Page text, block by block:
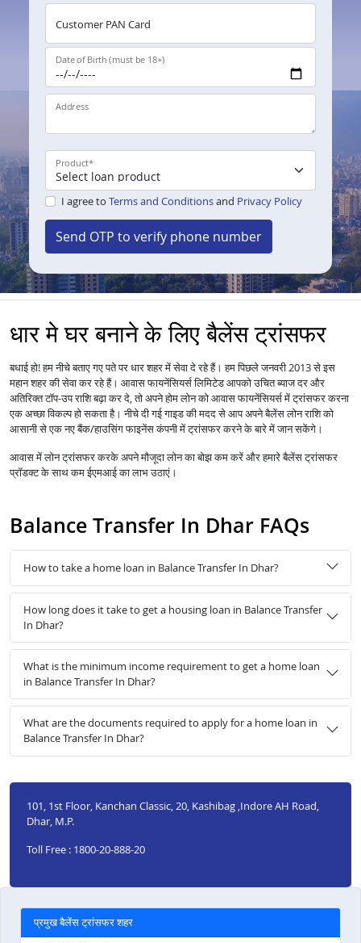
Customer PAN Card
Date of Birth (must be 18+)
Address
Product*
I agree to Terms and Conditionsand Privacy Policy
Send OTP to verify phone number
धार मे घर बनाने के लिए बैलेंस ट्रांसफर
बधाई हो! हम नीचे बताए गए पते पर धार शहर में सेवा दे रहे हैं। हम पिछले जनवरी 2013 से इस
महान शहर की सेवा कर रहे हैं। आवास फायनेंसियर्स लिमिटेड आपको उचित ब्याज दर और
अतिरिक्त टॉप-उप राशि बढ़ा कर दे, तो अपने होम लोन को आवास फायनेंसियर्स में ट्रांसफर करना
एक अच्छा विकल्प हो सकता है। नीचे दी गई गाइड की मदद से आप अपने बैलेंस लोन राशि को
आसानी से एक नए बैंक/हाउसिंग फाइनेंस कंपनी में ट्रांसफर करने के बारे में जान सकेंगे।
आवास मेंलोनट्रांसफर करके अपने मौजूदा लोन का बोझ कम करें और हमारे बैलेंस ट्रांसफर
प्रॉडक्ट के साथ कम ईएमआई का लाभ उठाएं।
Balance Transfer In Dhar FAQs
How to take a home loan in Balance Transfer In Dhar?
How long does it take to get a housing loan in Balance Transfer
In Dhar?
What is the minimum income requirement to get a home loan
in Balance Transfer In Dhar?
What are the documents required to apply for a home loan in
Balance Transfer In Dhar?
101, 1st Floor, Kanchan Classic, 20, Kashibag ,Indore AH Road,
Dhar, M.P.
Toll Free : 1800-20-888-20
प्रमुख बैलेंस ट्रांसफर शहर